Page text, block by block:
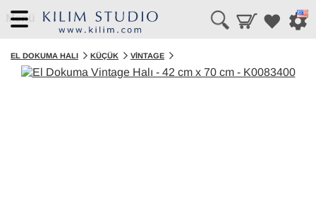
Menü
EL DOKUMA HALI KÜÇÜK VINTAGE